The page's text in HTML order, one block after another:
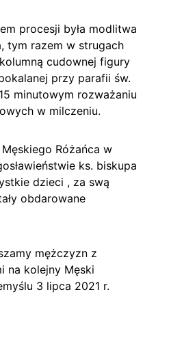
procesji była modlitwa
tym razem w strugach
cudownej figury
przy parafii św.
minutowym rozważaniu
w milczeniu.
Różańca w
ks. biskupa
dzieci , za swą
obdarowane
mężczyzn z
na kolejny Męski
3 lipca 2021 r.